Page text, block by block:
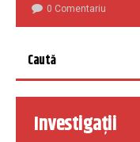
0 Comentariu
Investigații